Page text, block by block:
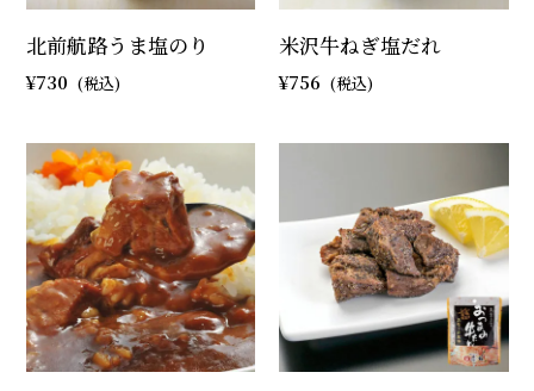
北前航路うま塩のり
730
米沢牛ねぎ塩だれ
756